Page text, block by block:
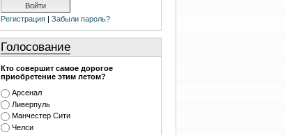
Регистрация | Забыли пароль?
Голосование
Кто совершит самое дорогое
приобретение этим летом?
Арсенал
Ливерпуль
Манчестер Сити
Челси